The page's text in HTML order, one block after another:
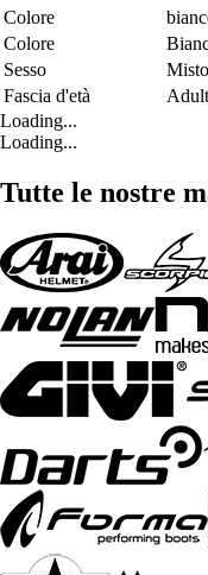
Colore
Colore
Sesso
Misto
Fascia d'età
Loading...
Loading...
Tutte le nostre